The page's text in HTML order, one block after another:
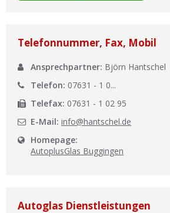
Telefonnummer, Fax, Mobil
Ansprechpartner: Björn Hantschel
Telefon: 07631 - 1 0...
Telefax: 07631 - 1 02 95
E-Mail: info@hantschel.de
Homepage:
AutoplusGlas Buggingen
Autoglas Dienstleistungen